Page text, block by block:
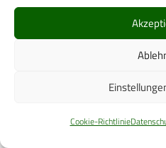
Cookie-Richtlinie